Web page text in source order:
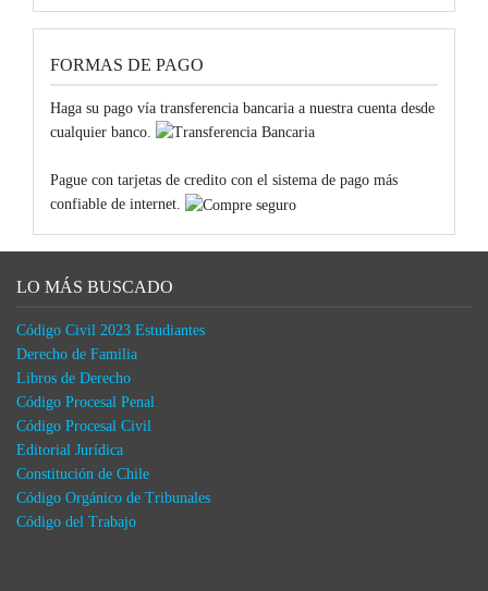
FORMAS DE PAGO
Haga su pago vía transferencia bancaria a nuestra cuenta desde
cualquier banco.
Pague con tarjetas de credito con el sistema de pago más
confiable de internet.
LO MÁS BUSCADO
Código Civil 2023 Estudiantes
Derecho de Familia
Libros de Derecho
Código Procesal Penal
Código Procesal Civil
Editorial Jurídica
Constitución de Chile
Código Orgánico de Tribunales
Código del Trabajo